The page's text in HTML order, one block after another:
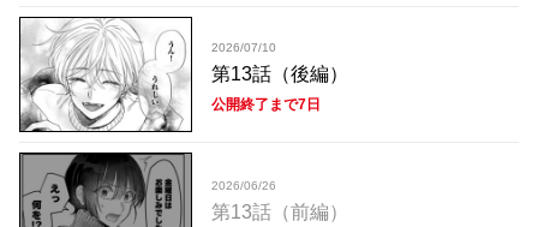
2026/07/10
第13話（後編）
公開終了まで7日
2026/06/26
第13話（前編）